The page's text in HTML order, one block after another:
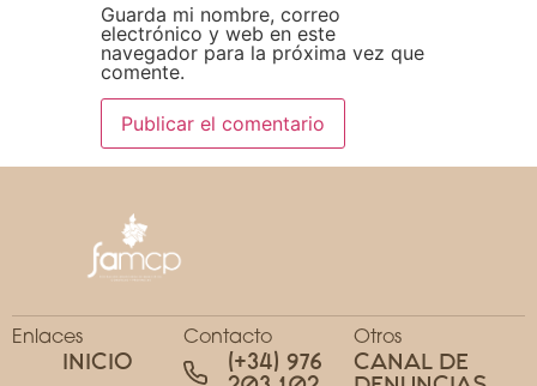
Guarda mi nombre, correo
electrónico y web en este
navegador para la próxima vez que
comente.
Enlaces
INICIO
Contacto
(+34) 976
Otros
CANAL DE